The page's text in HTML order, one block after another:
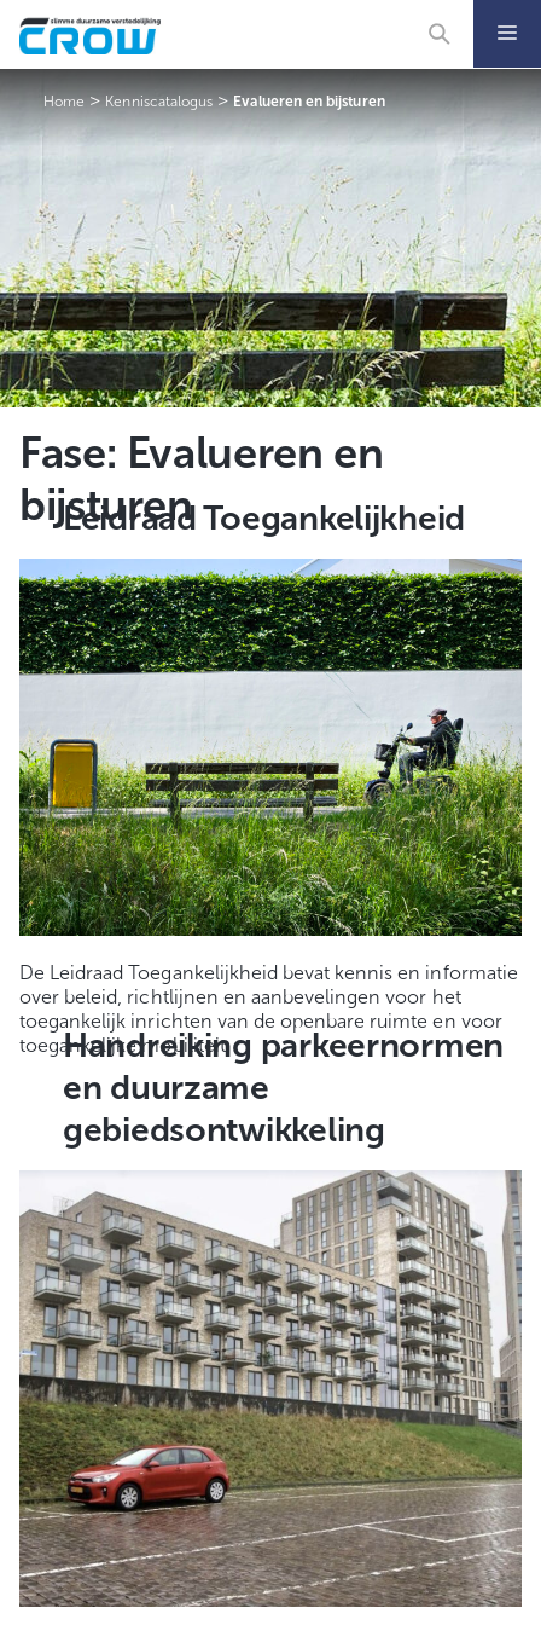
naar
de
inhoud
Home>Kenniscatalogus>Evalueren en bijsturen
Fase: Evalueren en
bijsturen
Leidraad Toegankelijkheid
De Leidraad Toegankelijkheid bevat kennis en informatie
over beleid, richtlijnen en aanbevelingen voor het
toegankelijk inrichten van de openbare ruimte en voor
toegankelijke mobiliteit
Handreiking parkeernormen
en duurzame
gebiedsontwikkeling